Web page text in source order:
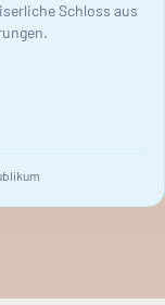
Schloss aus